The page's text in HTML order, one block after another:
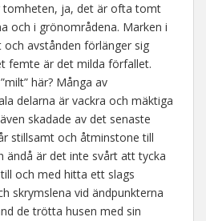
tomheten, ja, det är ofta tomt
och i grönområdena. Marken i
och avstånden förlänger sig
femte är det milda förfallet.
här? Många av
delarna är vackra och mäktiga
skadade av det senaste
stillsamt och åtminstone till
ändå är det inte svårt att tycka
och med hitta ett slags
skrymslena vid ändpunkterna
de trötta husen med sin